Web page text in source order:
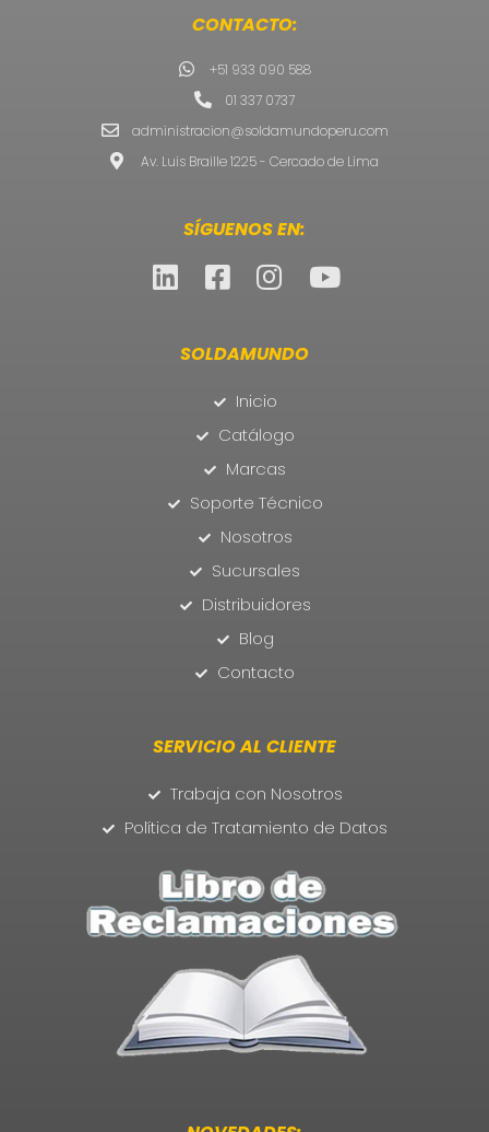
CONTACTO:
+51 933 090 588
01 337 0737
administracion@soldamundoperu.com
Av. Luis Braille 1225 - Cercado de Lima
SÍGUENOS EN:
SOLDAMUNDO
Inicio
Catálogo
Marcas
Soporte Técnico
Nosotros
Sucursales
Distribuidores
Blog
Contacto
SERVICIO AL CLIENTE
Trabaja con Nosotros
Política de Tratamiento de Datos